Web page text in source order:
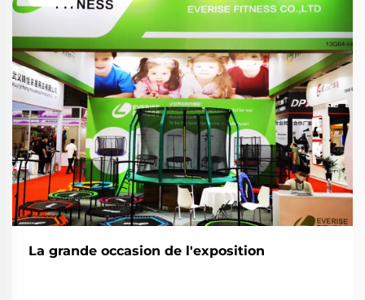
La grande occasion de l'exposition